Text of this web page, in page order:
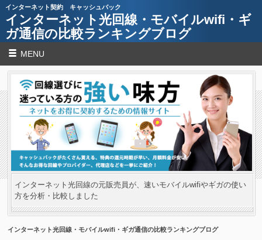
インターネット契約 キャッシュバック
インターネット光回線・モバイルwifi・ギ
ガ通信の比較ランキングブログ
MENU
インターネット光回線の元販売員が、速いモバイルwifiやギガの使い
方を分析・比較しました
インターネット光回線・モバイルwifi・ギガ通信の比較ランキングブログ